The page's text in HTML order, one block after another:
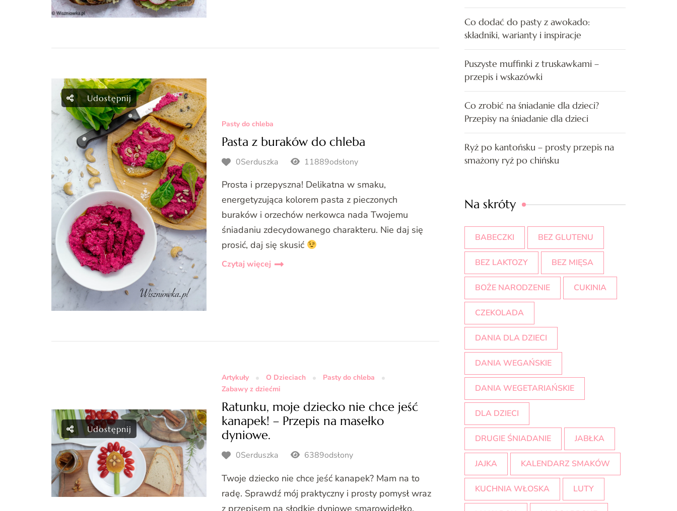
Udostępnij
Pasty do chleba
Pasta z buraków do chleba
0Serduszka 11889odsłony
Prosta i przepyszna! Delikatna w smaku,
energetyzująca kolorem pasta z pieczonych
buraków i orzechów nerkowca nada Twojemu
śniadaniu zdecydowanego charakteru. Nie daj się
prosić, daj się skusić
Czytaj więcej
Udostępnij
Artykuły O Dzieciach
Pasty do chleba
Zabawy z dziećmi
Ratunku, moje dziecko nie chce jeść
kanapek! – Przepis na masełko
dyniowe.
0Serduszka 6389odsłony
Twoje dziecko nie chce jeść kanapek? Mam na to
radę. Sprawdź mój praktyczny i prosty pomysł wraz
z przepisem na słodkie dyniowe smarowidełko.
Co dodać do pasty z awokado:
składniki, warianty i inspiracje
Puszyste muffinki z truskawkami –
przepis i wskazówki
Co zrobić na śniadanie dla dzieci?
Przepisy na śniadanie dla dzieci
Ryż po kantońsku – prosty przepis na
smażony ryż po chińsku
Na skróty
BABECZKI BEZ GLUTENU
BEZ LAKTOZY BEZ MIĘSA
BOŻE NARODZENIE CUKINIA
CZEKOLADA
DANIA DLA DZIECI
DANIA WEGAŃSKIE
DANIA WEGETARIAŃSKIE
DLA DZIECI
DRUGIE ŚNIADANIE JABŁKA
JAJKA KALENDARZ SMAKÓW
KUCHNIA WŁOSKA LUTY